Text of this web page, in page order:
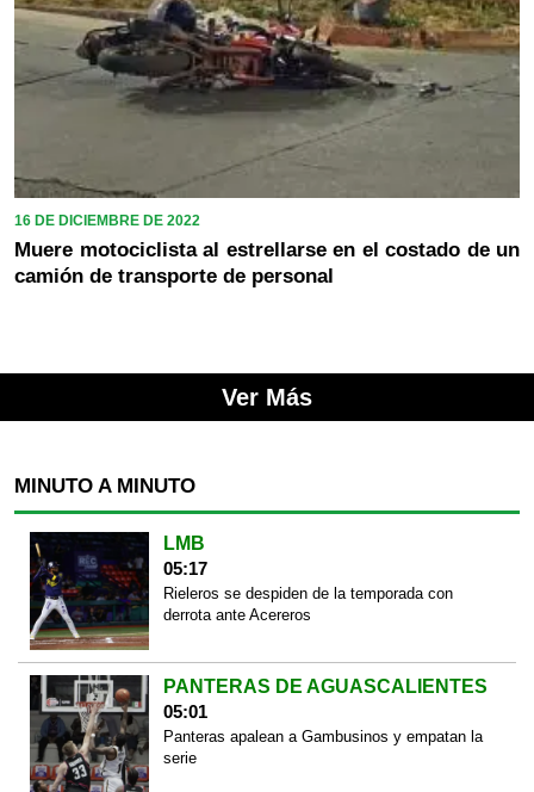
16 DE DICIEMBRE DE 2022
Muere motociclista al estrellarse en el costado de un
camión de transporte de personal
Ver Más
MINUTO A MINUTO
LMB
05:17
Rieleros se despiden de la temporada con
derrota ante Acereros
PANTERAS DE AGUASCALIENTES
05:01
Panteras apalean a Gambusinos y empatan la
serie